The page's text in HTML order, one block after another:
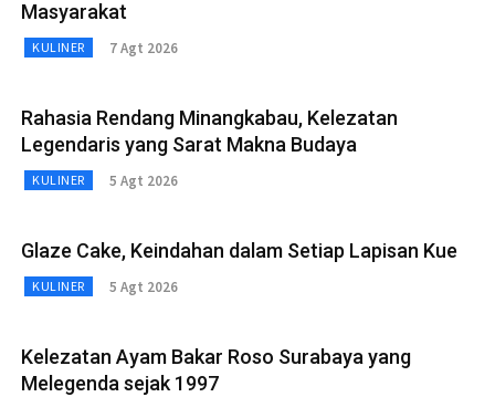
Masyarakat
KULINER 7 Agt 2026
Rahasia Rendang Minangkabau, Kelezatan
Legendaris yang Sarat Makna Budaya
KULINER 5 Agt 2026
Glaze Cake, Keindahan dalam Setiap Lapisan Kue
KULINER 5 Agt 2026
Kelezatan Ayam Bakar Roso Surabaya yang
Melegenda sejak 1997